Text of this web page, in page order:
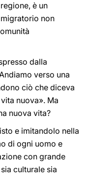
è un
non
dalla
verso una
ciò che diceva
nuova». Ma
nuova vita?
e imitandolo nella
di ogni uomo e
con grande
culturale sia